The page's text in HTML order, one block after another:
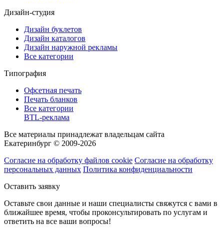
Дизайн-студия
Дизайн буклетов
Дизайн каталогов
Дизайн наружной рекламы
Все категории
Типография
Офсетная печать
Печать бланков
Все категории
BTL-реклама
Все материалы принадлежат владельцам сайта
Екатеринбург © 2009-2026
Согласие на обработку файлов cookie Согласие на обработку
персональных данных Политика конфиденциальности
Оставить заявку
Оставьте свои данные и наши специалисты свяжутся с вами в
ближайшее время, чтобы проконсультировать по услугам и
ответить на все ваши вопросы!